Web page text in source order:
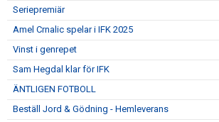
Seriepremiär
Amel Crnalic spelar i IFK 2025
Vinst i genrepet
Sam Hegdal klar för IFK
ÄNTLIGEN FOTBOLL
Beställ Jord & Gödning - Hemleverans